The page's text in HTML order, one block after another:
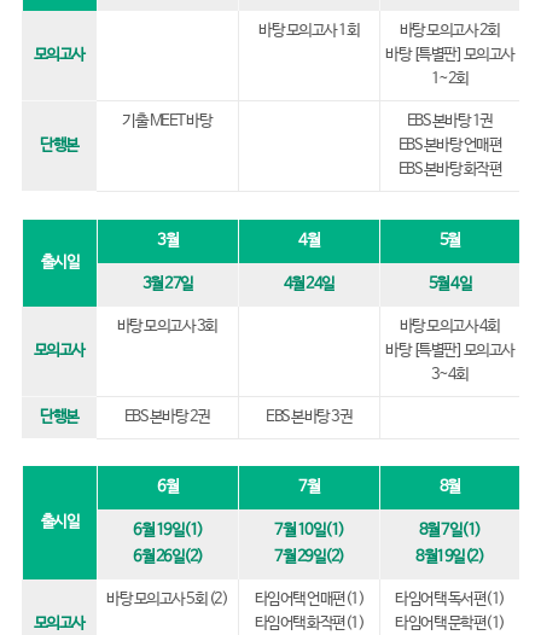
모의고사
바탕 모의고사 1회
바탕 모의고사 2회
바탕 [특별판] 모의고사
1~2회
단행본
기출 MEET 바탕
EBS 본바탕 1권
EBS 본바탕 언매편
EBS 본바탕 화작편
출시일
3월 4월 5월
3월 27일 4월 24일 5월 4일
모의고사
바탕 모의고사 3회
바탕 모의고사 4회
바탕 [특별판] 모의고사
3~4회
단행본 EBS 본바탕 2권 EBS 본바탕 3권
출시일
6월 7월 8월
6월 19일(1)
6월 26일(2)
7월 10일(1)
7월 29일(2)
8월 7일(1)
8월19일(2)
모의고사
바탕 모의고사 5회 (2)
타임어택 언매편(1)
타임어택 화작편(1)
타임어택 독서편(1)
타임어택 문학편(1)